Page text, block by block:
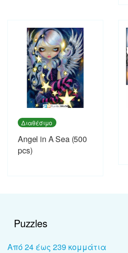
Διαθέσιμο
Angel in A Sea (500
pcs)
Puzzles
Από 24 έως 239 κομμάτια